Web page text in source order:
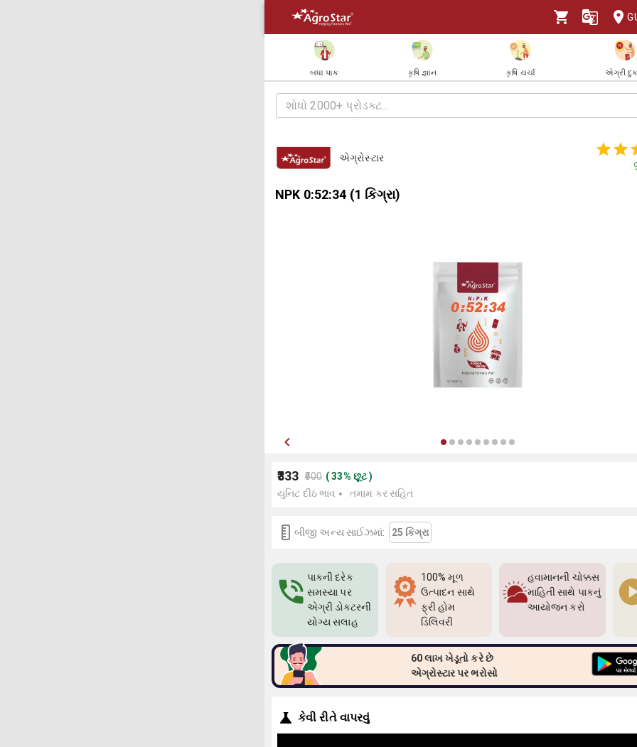
બધા પાક કૃષિ જ્ઞાન કૃષિ ચર્ચા એગ્રી
એગ્રોસ્ટાર
NPK 0:52:34 (1 કિગ્રા)
₹333 ₹500 (33% છૂટ)
યુનિટ દીઠ ભાવ
તમામ કર સહિત
બીજી અન્ય સાઈઝમાં: 25 કિગ્રા
પાકની દરેક
સમસ્યા પર
એગ્રી ડોક્ટરની
યોગ્ય સલાહ
100% મૂળ
ઉત્પાદન સાથે
ફ્રી હોમ
ડિલિવરી
હવામાનની ચોક્કસ
માહિતી સાથે પાકનું
આયોજન કરો
60 લાખ ખેડૂતો કરે છે
એગ્રોસ્ટાર પર ભરોસો
કેવી રીતે વાપરવું